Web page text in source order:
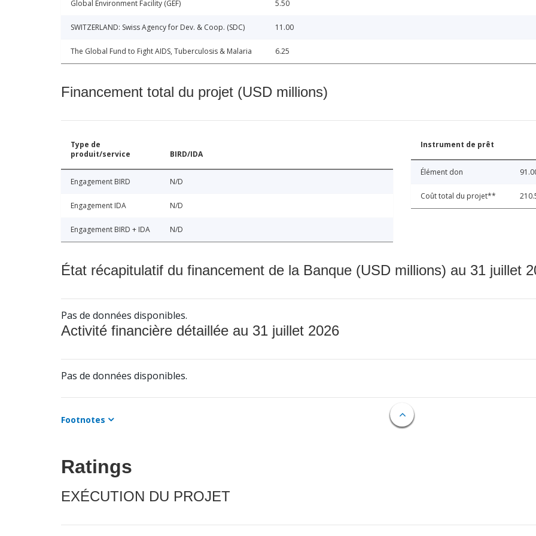
Global Environment Facility (GEF) 5.50
SWITZERLAND: Swiss Agency for Dev. & Coop. (SDC) 11.00
The Global Fund to Fight AIDS, Tuberculosis & Malaria 6.25
Financement total du projet (USD millions)
Type de
produit/service
BIRD/IDA
Engagement BIRD N/D
Engagement IDA N/D
Engagement BIRD + IDA N/D
Instrument de prêt
Élément don
Coût total du projet**
État récapitulatif du financement de la Banque (USD millions) au 31 juillet
Pas de données disponibles.
Activité financière détaillée au 31 juillet 2026
Pas de données disponibles.
Footnotes
Ratings
EXÉCUTION DU PROJET